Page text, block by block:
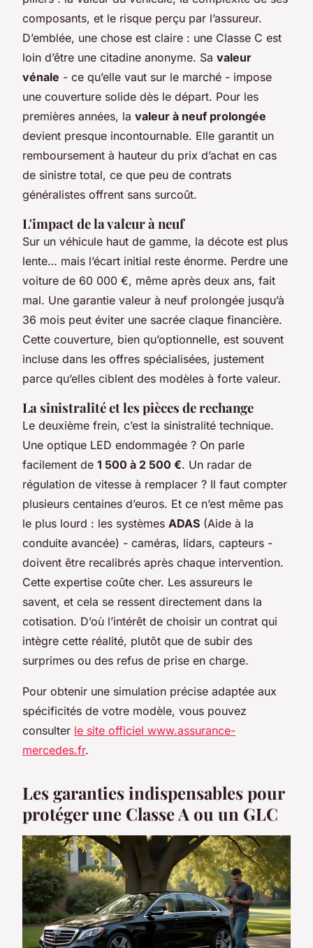
composants, et le risque perçu par l’assureur.
D’emblée, une chose est claire : une Classe C est
loin d’être une citadine anonyme. Sa valeur
vénale - ce qu’elle vaut sur le marché - impose
une couverture solide dès le départ. Pour les
premières années, la valeur à neuf prolongée
devient presque incontournable. Elle garantit un
remboursement à hauteur du prix d’achat en cas
de sinistre total, ce que peu de contrats
généralistes offrent sans surcoût.
L'impact de la valeur à neuf
Sur un véhicule haut de gamme, la décote est plus
lente… mais l’écart initial reste énorme. Perdre une
voiture de 60 000 €, même après deux ans, fait
mal. Une garantie valeur à neuf prolongée jusqu’à
36 mois peut éviter une sacrée claque financière.
Cette couverture, bien qu’optionnelle, est souvent
incluse dans les offres spécialisées, justement
parce qu’elles ciblent des modèles à forte valeur.
La sinistralité et les pièces de rechange
Le deuxième frein, c’est la sinistralité technique.
Une optique LED endommagée ? On parle
facilement de 1 500 à 2 500 €. Un radar de
régulation de vitesse à remplacer ? Il faut compter
plusieurs centaines d’euros. Et ce n’est même pas
le plus lourd : les systèmes ADAS (Aide à la
conduite avancée) - caméras, lidars, capteurs -
doivent être recalibrés après chaque intervention.
Cette expertise coûte cher. Les assureurs le
savent, et cela se ressent directement dans la
cotisation. D’où l’intérêt de choisir un contrat qui
intègre cette réalité, plutôt que de subir des
surprimes ou des refus de prise en charge.
Pour obtenir une simulation précise adaptée aux
spécificités de votre modèle, vous pouvez
consulter le site officiel www.assurance-
mercedes.fr.
Les garanties indispensables pour
protéger une Classe A ou un GLC